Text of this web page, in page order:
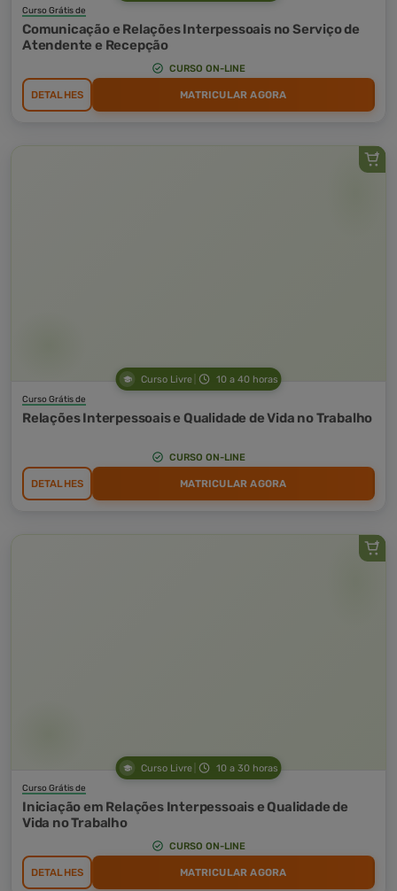
Curso Grátis de
Comunicação e Relações Interpessoais no Serviço de
Atendente e Recepção
CURSO ON-LINE
DETALHES MATRICULAR AGORA
Curso Livre 10 a 40 horas
Curso Grátis de
Relações Interpessoais e Qualidade de Vida no Trabalho
CURSO ON-LINE
DETALHES MATRICULAR AGORA
Curso Livre 10 a 30 horas
Curso Grátis de
Iniciação em Relações Interpessoais e Qualidade de
Vida no Trabalho
CURSO ON-LINE
DETALHES MATRICULAR AGORA